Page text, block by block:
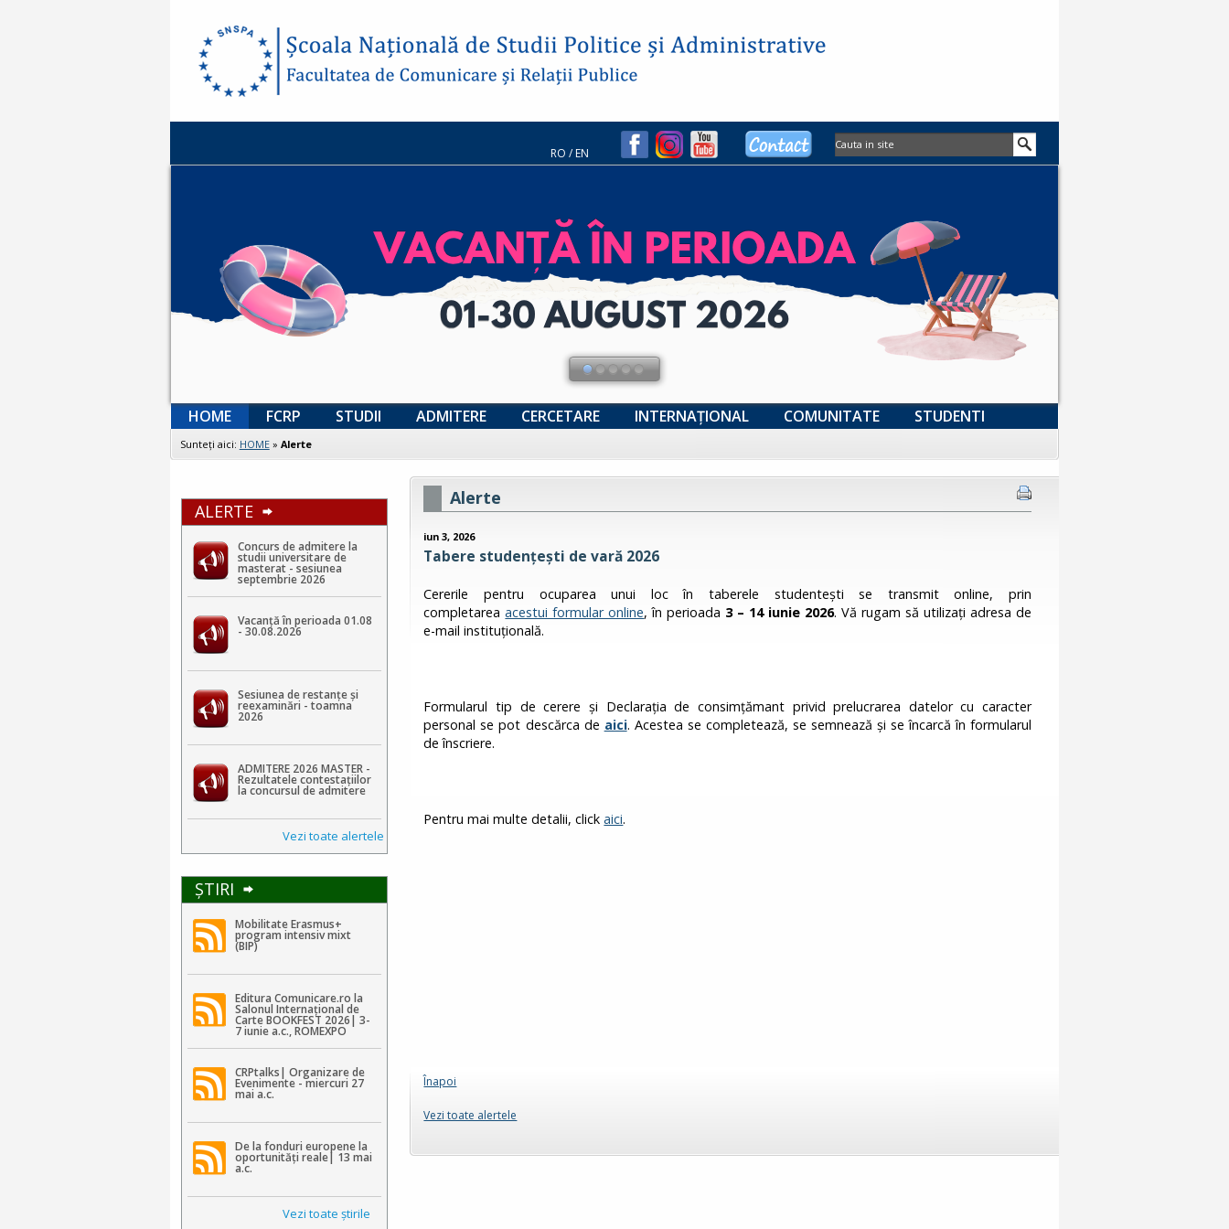
RO /EN
HOME FCRP STUDII ADMITERE CERCETARE INTERNAȚIONAL COMUNITATE STUDENTI
Sunteţi aici: HOME» Alerte
ALERTE
Concurs de admitere la
studii universitare de
masterat - sesiunea
septembrie 2026
Vacanță în perioada 01.08
- 30.08.2026
Sesiunea de restanțe și
reexaminări - toamna
2026
ADMITERE 2026 MASTER -
Rezultatele contestaţiilor
la concursul de admitere
Vezi toate alertele
ŞTIRI
Mobilitate Erasmus+
program intensiv mixt
(BIP)
Editura Comunicare.ro la
Salonul Internațional de
Carte BOOKFEST 2026| 3-
7 iunie a.c., ROMEXPO
CRPtalks| Organizare de
Evenimente - miercuri 27
mai a.c.
De la fonduri europene la
oportunități reale| 13 mai
a.c.
Vezi toate ştirile
Alerte
iun 3, 2026
Tabere studenţeşti de vară 2026
Cererile pentru ocuparea unui loc în taberele studenteşti se transmit online, prin
completareaacestui formular online, în perioada 3 – 14 iunie 2026. Vă rugam să utilizați adresa de
e-mail instituțională.
Formularul tip de cerere și Declarația de consimțămant privid prelucrarea datelor cu caracter
personal se pot descărca de aici. Acestea se completează, se semnează și se încarcă în formularul
de înscriere.
Pentru mai multe detalii, clickaici.
Înapoi
Vezi toate alertele